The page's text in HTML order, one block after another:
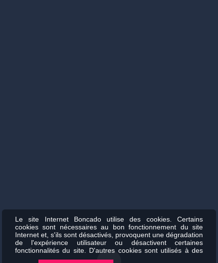
Le site Internet Boncado utilise des cookies. Certains
cookies sont nécessaires au bon fonctionnement du site
Internet et, s'ils sont désactivés, provoquent une dégradation
de l'expérience utilisateur ou désactivent certaines
fonctionnalités du site. D'autres cookies sont utilisés à des
fins d'analyse ou de marketing.